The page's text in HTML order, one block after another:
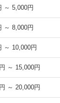
～ 5,000円
～ 8,000円
～ 10,000円
～ 15,000円
～ 20,000円